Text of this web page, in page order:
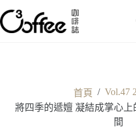
跳
至
主
首頁 / Vol.47
將四季的遞嬗 凝結成掌心
間